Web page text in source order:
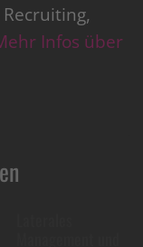
Infos über